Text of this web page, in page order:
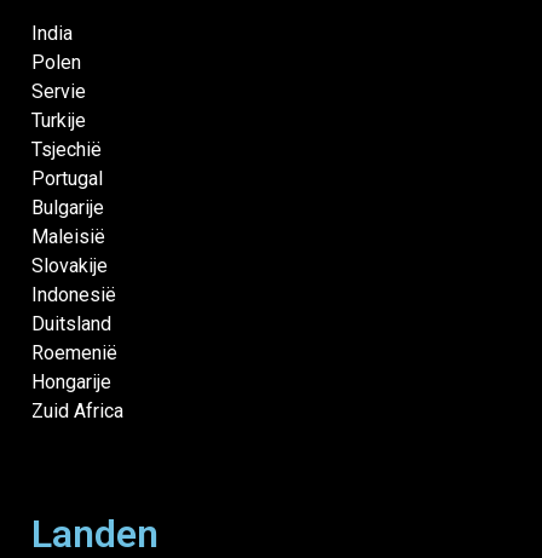
India
Polen
Servie
Turkije
Tsjechië
Portugal
Bulgarije
Maleisië
Slovakije
Indonesië
Duitsland
Roemenië
Hongarije
Zuid Africa
Landen